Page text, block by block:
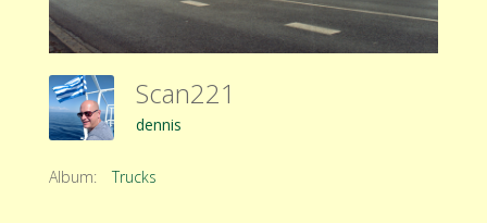
Scan221
dennis
Album: Trucks